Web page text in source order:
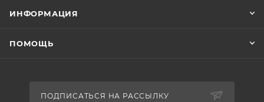
ИНФОРМАЦИЯ
ПОМОЩЬ
ПОДПИСАТЬСЯ НА РАССЫЛКУ